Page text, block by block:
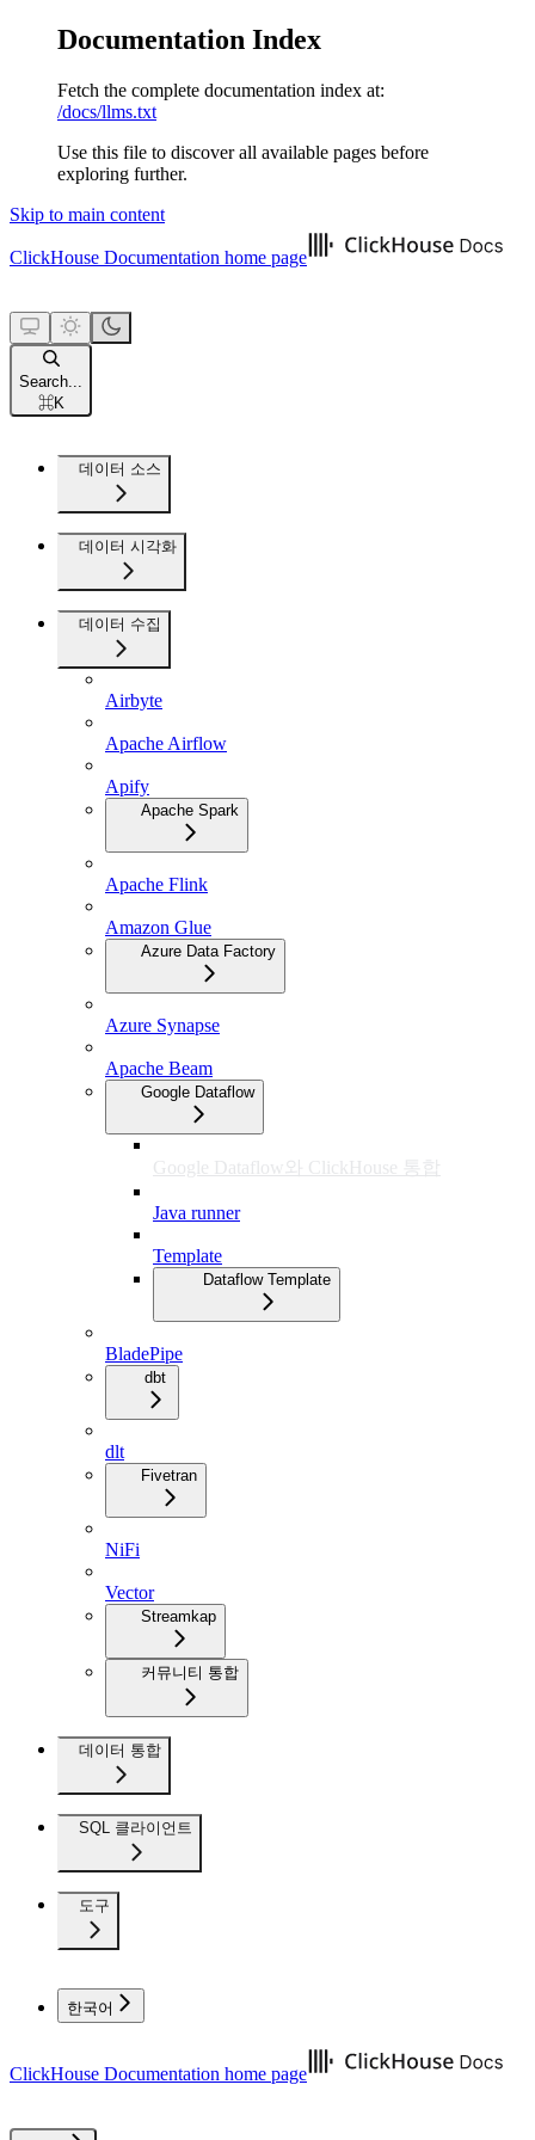
Documentation Index
Fetch the complete documentation index at:
/docs/llms.txt
Use this file to discover all available pages before
exploring further.
Skip to main content
ClickHouse Documentation home page
Search...
⌘K
데이터 소스
데이터 시각화
데이터 수집
Airbyte
Apache Airflow
Apify
Apache Spark
Apache Flink
Amazon Glue
Azure Data Factory
Azure Synapse
Apache Beam
Google Dataflow
Google Dataflow와 ClickHouse 통합
Java runner
Template
Dataflow Template
BladePipe
dbt
dlt
Fivetran
NiFi
Vector
Streamkap
커뮤니티 통합
데이터 통합
SQL 클라이언트
도구
한국어
ClickHouse Documentation home page